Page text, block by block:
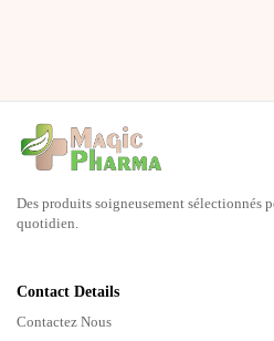
Des produits soigneusement sélectionnés
quotidien.
Contact Details
Contactez Nous